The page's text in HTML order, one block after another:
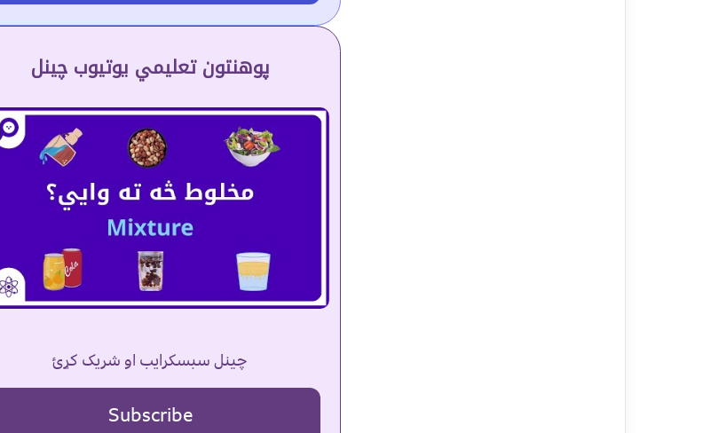
پوهنتون تعلیمي یوتیوب چینل
چینل سبسکرایب او شریک کړئ
Subscribe